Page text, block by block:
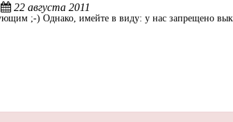
22 августа 2011
;-) Однако, имейте в виду: у нас запрещено